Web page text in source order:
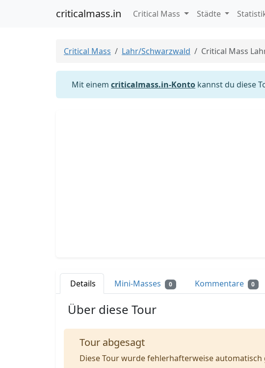
criticalmass.in Critical Mass Städte
Critical Mass Lahr/Schwarzwald Critical Mass
Mit einem criticalmass.in-Konto kannst du diese
Details Mini-Masses 0 Kommentare 0
Über diese Tour
Tour abgesagt
Diese Tour wurde fehlerhafterweise automatisch